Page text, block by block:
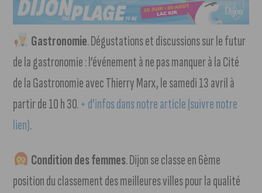
Gastronomie. Dégustations et discussions sur le futur
de la gastronomie : l’événement à ne pas manquer à la Cité
de la Gastronomie avec Thierry Marx, le samedi 13 avril à
partir de 10 h 30.+ d’infos dans notre article (suivre notre
lien).
Condition des femmes. Dijon se classe en 6ème
position du classement des meilleures villes pour la qualité